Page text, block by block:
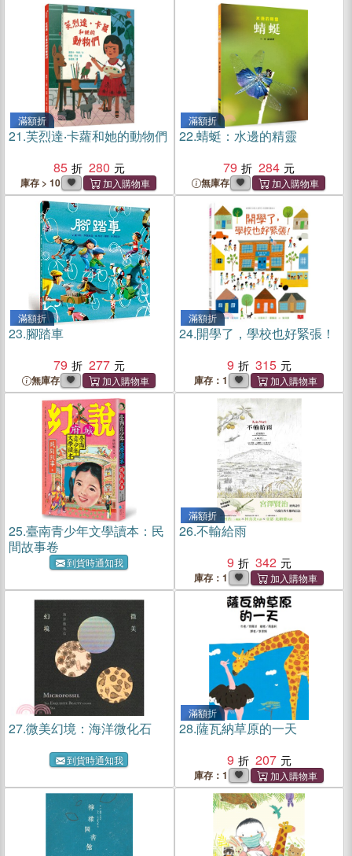
滿額折
21.芙烈達‧卡蘿和她的動物們
85
280
庫存 > 10
滿額折
22.蜻蜓：水邊的精靈
79
284
無庫存
滿額折
23.腳踏車
79
277
無庫存
滿額折
24.開學了，學校也好緊張！
9
315
庫存：1
25.臺南青少年文學讀本：民
間故事卷
到貨時通知我
滿額折
26.不輸給雨
9
342
庫存：1
27.微美幻境：海洋微化石
到貨時通知我
滿額折
28.薩瓦納草原的一天
9
207
庫存：1